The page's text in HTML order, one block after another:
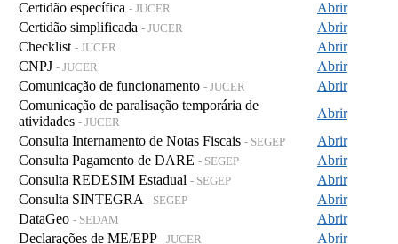
Certidão específica - JUCER
Abrir
Certidão simplificada - JUCER
Abrir
Checklist - JUCER
Abrir
CNPJ - JUCER
Abrir
Comunicação de funcionamento - JUCER
Abrir
Comunicação de paralisação temporária de
atividades - JUCER
Abrir
Consulta Internamento de Notas Fiscais - SEGEP
Abrir
Consulta Pagamento de DARE - SEGEP
Abrir
Consulta REDESIM Estadual - SEGEP
Abrir
Consulta SINTEGRA - SEGEP
Abrir
DataGeo - SEDAM
Abrir
Declarações de ME/EPP - JUCER Abrir